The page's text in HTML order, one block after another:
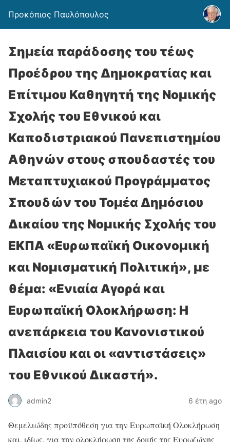
Προκόπιος Παυλόπουλος
Σημεία παράδοσης του τέως
Προέδρου της Δημοκρατίας και
Επίτιμου Καθηγητή της Νομικής
Σχολής του Εθνικού και
Καποδιστριακού Πανεπιστημίου
Αθηνών στους σπουδαστές του
Μεταπτυχιακού Προγράμματος
Σπουδών του Τομέα Δημόσιου
Δικαίου της Νομικής Σχολής του
ΕΚΠΑ «Ευρωπαϊκή Οικονομική
και Νομισματική Πολιτική», με
θέμα: «Ενιαία Αγορά και
Ευρωπαϊκή Ολοκλήρωση: Η
ανεπάρκεια του Κανονιστικού
Πλαισίου και οι «αντιστάσεις»
του Εθνικού Δικαστή».
admin2 6 έτη ago
Θεμελιώδης προϋπόθεση για την Ευρωπαϊκή Ολοκλήρωση
και, ιδίως, για την ολοκλήρωση της δομής της Ευρωζώνης